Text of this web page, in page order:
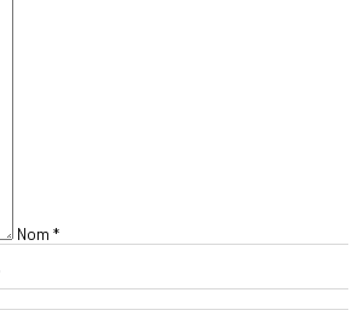
Nom *